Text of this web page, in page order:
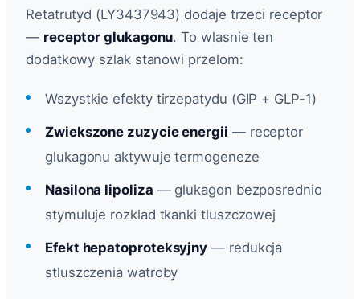
Retatrutyd (LY3437943) dodaje trzeci receptor
— receptor glukagonu. To wlasnie ten
dodatkowy szlak stanowi przelom:
Wszystkie efekty tirzepatydu (GIP + GLP-1)
Zwiekszone zuzycie energii — receptor
glukagonu aktywuje termogeneze
Nasilona lipoliza — glukagon bezposrednio
stymuluje rozklad tkanki tluszczowej
Efekt hepatoproteksyjny — redukcja
stluszczenia watroby